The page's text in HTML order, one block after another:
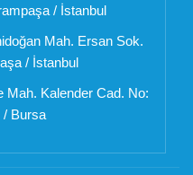
/ İstanbul
Mah. Ersan Sok.
/ İstanbul
Mah. Kalender Cad. No:
/ Bursa